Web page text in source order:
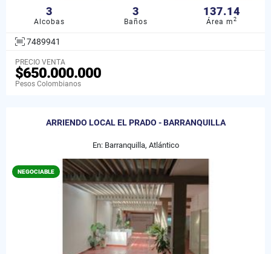
3
Alcobas
3
Baños
137.14
Área m2
7489941
PRECIO VENTA
$650.000.000
Pesos Colombianos
ARRIENDO LOCAL EL PRADO - BARRANQUILLA
En: Barranquilla, Atlántico
NEGOCIABLE